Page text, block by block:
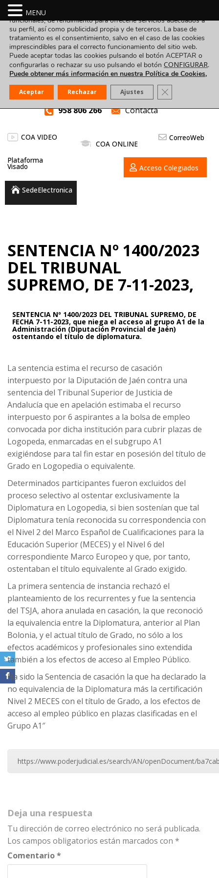
958 806 266 Contacta
COA VIDEO
COA ONLINE
CorreoWeb
Plataforma
Visado Acceso Colegiados
SedeElectronica
SENTENCIA Nº 1400/2023
DEL TRIBUNAL
SUPREMO, DE 7-11-2023,
SENTENCIA Nº 1400/2023 DEL TRIBUNAL SUPREMO, DE
FECHA 7-11-2023, que niega el acceso al grupo A1 de la
Administración (Diputación Provincial de Jaén)
ostentando el título de diplomatura.
La sentencia estima el recurso de casación
interpuesto por la Diputación de Jaén contra una
sentencia del Tribunal Superior de Justicia de
Andalucía que en apelación estimaba el recurso
interpuesto por 6 aspirantes a la bolsa de empleo
convocada por dicha institución para cubrir plazas de
Logopeda, enmarcadas en el subgrupo A1
exigiéndose para tal fin estar en posesión del título de
Grado en Logopedia o equivalente.
Determinados participantes fueron excluidos del
proceso selectivo al ostentar exclusivamente la
Diplomatura en Logopedia, si bien sostenían que tal
Diplomatura tenía reconocida su correspondencia con
el Nivel 2 del Marco Español de Cualificaciones para la
Educación Superior (MECES) y el Nivel 6 del
correspondiente Marco Europeo y que, por tanto,
ostentaban el título equivalente al Grado exigido.
La primera sentencia de instancia rechazó el
planteamiento de los recurrentes y fue la sentencia
del TSJA, ahora anulada en casación, la que reconoció
la equivalencia entre la Diplomatura, anterior al Plan
Bolonia, y el actual título de Grado, no sólo a los
efectos académicos y profesionales sino extendida
también a los efectos de acceso al Empleo Público.
Ha sido la Sentencia de casación la que ha declarado la
no equivalencia de la Diplomatura más la certificación
Nivel 2 MECES con el título de Grado, a los efectos de
acceso al empleo público en plazas clasificadas en el
Grupo A1″
https://www.poderjudicial.es/search/AN/openDocument/
Deja una respuesta
Tu dirección de correo electrónico no será publicada.
Los campos obligatorios están marcados con *
Comentario*
MENU
Utilizamos cookies propias y de terceros para fines analíticos,
funcionales, de rendimiento para ofrecerle servicios adecuados a
su perfil, así como publicidad propia y de terceros. La base de
tratamiento es el consentimiento, salvo en el caso de las cookies
imprescindibles para el correcto funcionamiento del sitio web.
Puede aceptar todas las cookies pulsando el botón ACEPTAR o
configurarlas o rechazar su uso pulsando el botón CONFIGURAR.
Puede obtener más información en nuestra Política de Cookies,
Aceptar Rechazar Ajustes Cerrar el banner